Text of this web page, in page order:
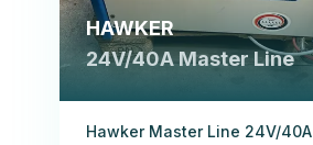
HAWKER
24V/40A Master Line
Hawker Master Line 24V/40A